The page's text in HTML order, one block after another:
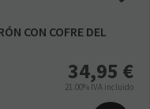
CON COFRE DEL
34,95 €
21.00% IVA incluido